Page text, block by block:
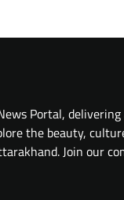
Portal,
the beauty,
Join our